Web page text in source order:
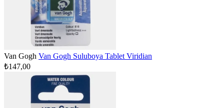
Van Gogh Van Gogh Suluboya Tablet Viridian
₺147,00